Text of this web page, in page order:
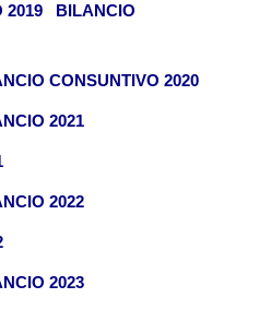
2019
BILANCIO
CONSUNTIVO 2020
2021
2022
2023